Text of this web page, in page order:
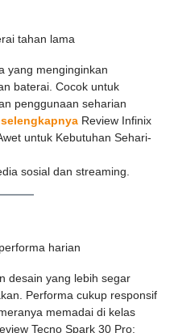
tahan lama
yang menginginkan
baterai. Cocok untuk
penggunaan seharian
Review Infinix
untuk Kebutuhan Sehari-
sosial dan streaming.
harian
desain yang lebih segar
Performa cukup responsif
memadai di kelas
Tecno Spark 30 Pro: